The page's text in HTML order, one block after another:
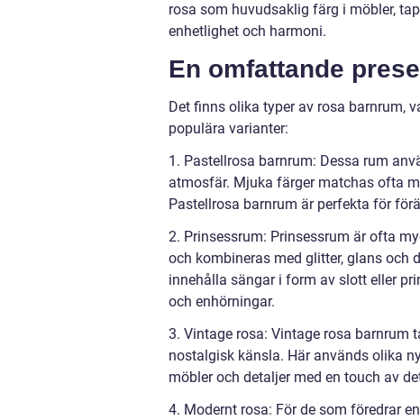
rosa som huvudsaklig färg i möbler,
enhetlighet och harmoni.
En omfattande
Det finns olika typer av rosa barnrum,
populära varianter:
1. Pastellrosa barnrum: Dessa rum
atmosfär. Mjuka färger matchas ofta
Pastellrosa barnrum är perfekta för
2. Prinsessrum: Prinsessrum är ofta
och kombineras med glitter, glans och
innehålla sängar i form av slott eller
och enhörningar.
3. Vintage rosa: Vintage rosa barnrum
nostalgisk känsla. Här används olika
möbler och detaljer med en touch av
4. Modernt rosa: För de som föredrar